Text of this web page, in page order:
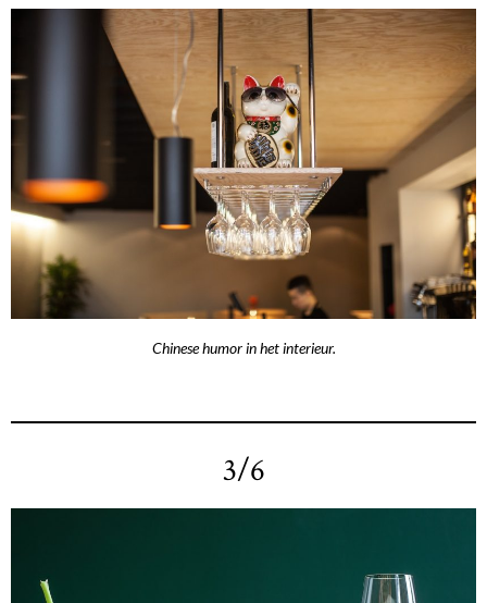
Chinese humor in het interieur.
3/6